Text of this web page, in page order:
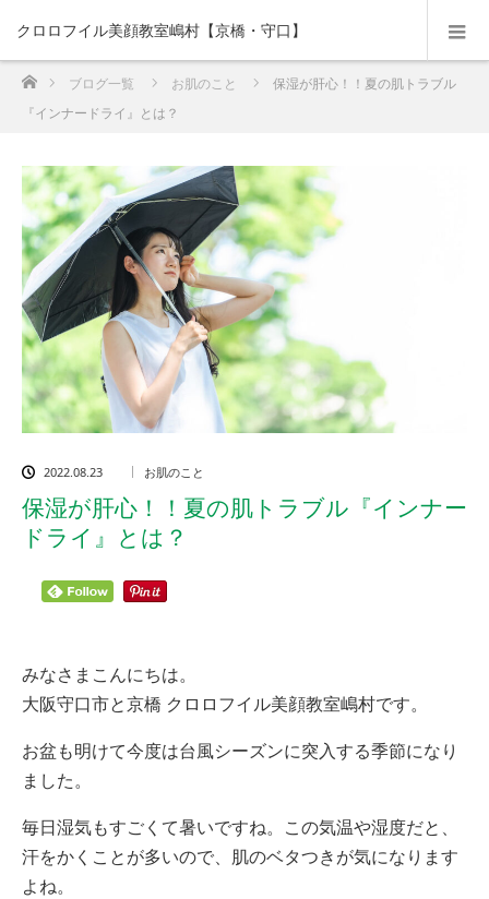
クロロフイル美顔教室嶋村【京橋・守口】
ホームブログ一覧 お肌のこと
保湿が肝心！！夏の肌トラブル
『インナードライ』とは？
2022.08.23 お肌のこと
保湿が肝心！！夏の肌トラブル『インナー
ドライ』とは？
みなさまこんにちは。
大阪守口市と京橋 クロロフイル美顔教室嶋村です。
お盆も明けて今度は台風シーズンに突入する季節になり
ました。
毎日湿気もすごくて暑いですね。この気温や湿度だと、
汗をかくことが多いので、肌のベタつきが気になります
よね。